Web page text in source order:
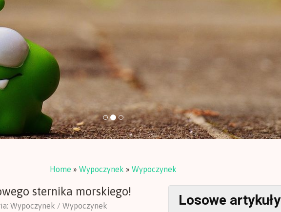
Home » Wypoczynek » Wypoczynek
sternika morskiego!
Wypoczynek / Wypoczynek
Losowe artykuły